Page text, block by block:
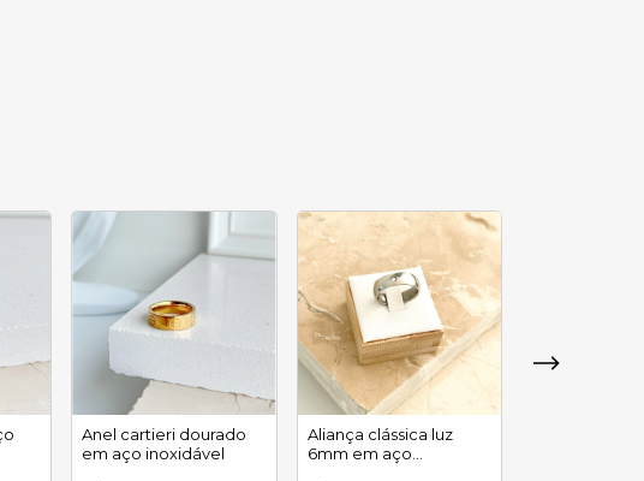
Anel cartieri dourado
em aço inoxidável
Aliança clássica luz
6mm em aço